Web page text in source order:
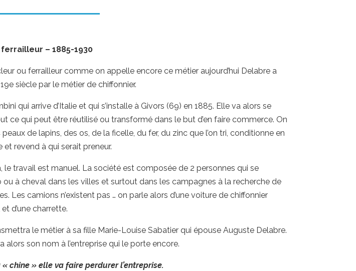
– 1885-1930
ou ferrailleur comme on appelle encore ce métier aujourd’hui Delabre a
siècle par le métier de chiffonnier.
qui arrive d’Italie et qui s’installe à Givors (69) en 1885. Elle va alors se
ce qui peut être réutilisé ou transformé dans le but d’en faire commerce. On
de lapins, des os, de la ficelle, du fer, du zinc que l’on tri, conditionne en
revend à qui serait preneur.
le travail est manuel. La société est composée de 2 personnes qui se
à cheval dans les villes et surtout dans les campagnes à la recherche de
Les camions n’existent pas … on parle alors d’une voiture de chiffonnier
d’une charrette.
le métier à sa fille Marie-Louise Sabatier qui épouse Auguste Delabre.
alors son nom à l’entreprise qui le porte encore.
chine » elle va faire perdurer l’entreprise.